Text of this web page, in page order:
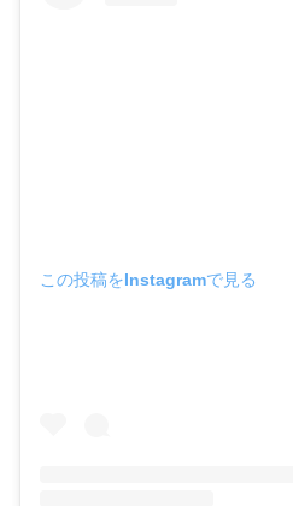
この投稿をInstagramで見る